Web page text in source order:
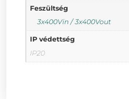
Feszültség
3x400Vin / 3x400Vout
IP védettség
IP20